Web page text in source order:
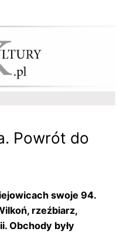
Powrót do
swoje 94.
rzeźbiarz,
Obchody były